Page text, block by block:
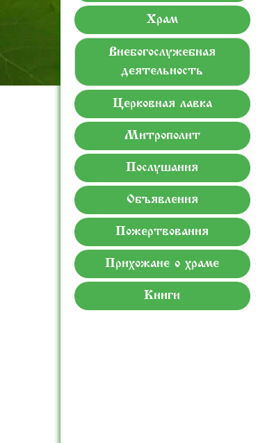
Храм
Внебогослужебная
деятельность
Церковная лавка
Митрополит
Послушания
Объявления
Пожертвования
Прихожане о храме
Книги